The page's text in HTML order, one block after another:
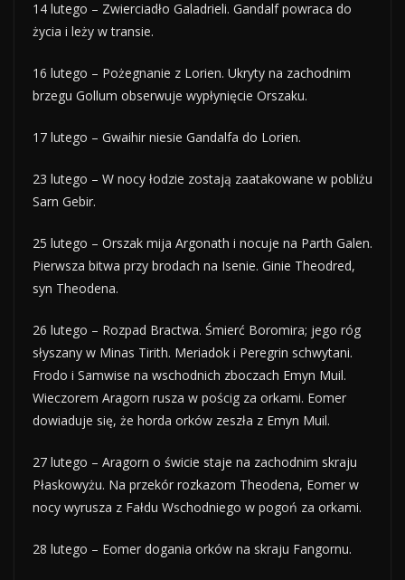
14 lutego – Zwierciadło Galadrieli. Gandalf powraca do
życia i leży w transie.
16 lutego – Pożegnanie z Lorien. Ukryty na zachodnim
brzegu Gollum obserwuje wypłynięcie Orszaku.
17 lutego – Gwaihir niesie Gandalfa do Lorien.
23 lutego – W nocy łodzie zostają zaatakowane w pobliżu
Sarn Gebir.
25 lutego – Orszak mija Argonath i nocuje na Parth Galen.
Pierwsza bitwa przy brodach na Isenie. Ginie Theodred,
syn Theodena.
26 lutego – Rozpad Bractwa. Śmierć Boromira; jego róg
słyszany w Minas Tirith. Meriadok i Peregrin schwytani.
Frodo i Samwise na wschodnich zboczach Emyn Muil.
Wieczorem Aragorn rusza w pościg za orkami. Eomer
dowiaduje się, że horda orków zeszła z Emyn Muil.
27 lutego – Aragorn o świcie staje na zachodnim skraju
Płaskowyżu. Na przekór rozkazom Theodena, Eomer w
nocy wyrusza z Fałdu Wschodniego w pogoń za orkami.
28 lutego – Eomer dogania orków na skraju Fangornu.